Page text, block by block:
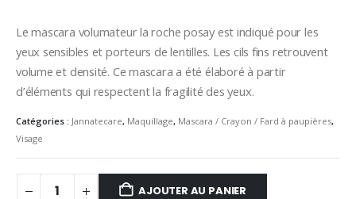
Le mascara volumateur la roche posay est indiqué pour les
yeux sensibles et porteurs de lentilles. Les cils fins retrouvent
volume et densité. Ce mascara a été élaboré à partir
d’éléments qui respectent la fragilité des yeux.
Catégories : Jannatecare, Maquillage, Mascara / Crayon / Fard à paupières,
Visage
AJOUTER AU PANIER